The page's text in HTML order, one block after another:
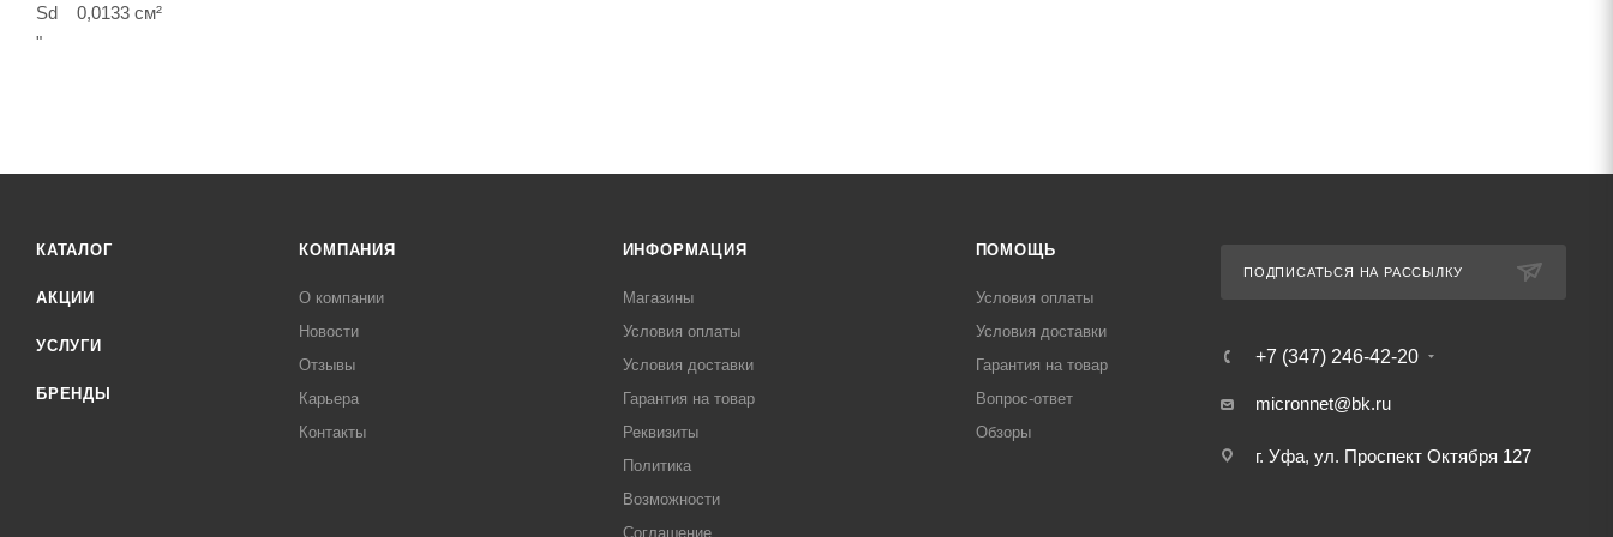
Sd 0,0133 см²
"
КАТАЛОГ
АКЦИИ
УСЛУГИ
БРЕНДЫ
КОМПАНИЯ
О компании
Новости
Отзывы
Карьера
Контакты
ИНФОРМАЦИЯ
Магазины
Условия оплаты
Условия доставки
Гарантия на товар
Реквизиты
Политика
Возможности
Соглашение
ПОМОЩЬ
Условия оплаты
Условия доставки
Гарантия на товар
Вопрос-ответ
Обзоры
ПОДПИСАТЬСЯ НА РАССЫЛКУ
+7 (347) 246-42-20
micronnet@bk.ru
г. Уфа, ул. Проспект Октября 127